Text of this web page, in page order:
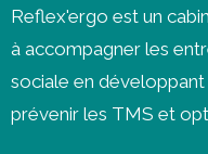
Reflex'ergo est un
à accompagner les
sociale en
prévenir les TMS et